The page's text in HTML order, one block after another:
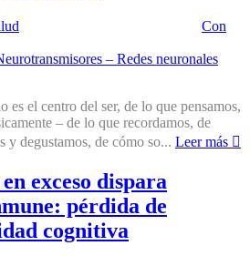
Con
es el centro del ser, de lo que pensamos,
– de lo que recordamos, de
y degustamos, de cómo so... Leer más
exceso dispara
pérdida de
cognitiva